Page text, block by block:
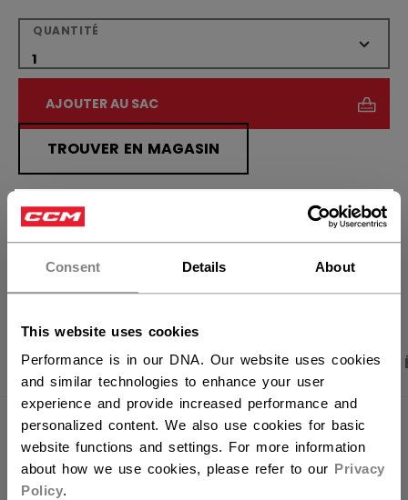
Consent Details About
This website uses cookies
Performance is in our DNA. Our website uses cookies
and similar technologies to enhance your user
experience and provide increased performance and
personalized content. We also use cookies for basic
website functions and settings. For more information
about how we use cookies, please refer to our Privacy
Policy.
Vous souhaitez expédier des
produits aux États-Unis ?
QUANTITÉ
AJOUTER AU SAC
TROUVER EN MAGASIN
Politique de livraison Retours gratuits
OUVRIR LES
PHOTOS DU PRODUIT CARACTÉRISTIQUES
CARACTÉRISTIQUES
IDENTIFICATION
PFP51A-YT